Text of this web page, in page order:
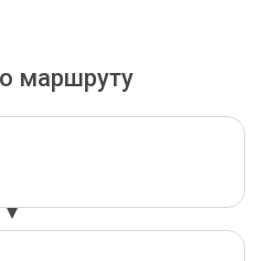
маршруту